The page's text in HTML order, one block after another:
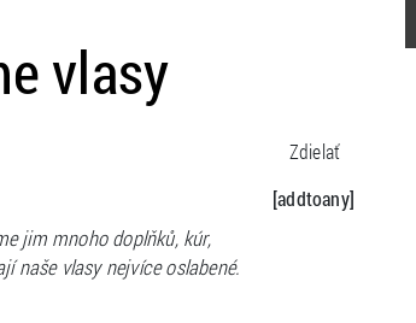
vlasy
jim mnoho doplňků, kúr,
naše vlasy nejvíce oslabené.
Zdielať
[addtoany]